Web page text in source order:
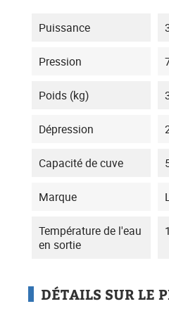
Puissance
Pression
Poids (kg)
Dépression
Capacité de cuve
Marque
Température de l'eau
en sortie
DÉTAILS SUR LE